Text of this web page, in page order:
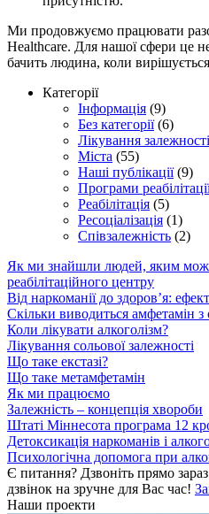
Ми продовжуємо працювати
Healthcare. Для нашої сфери це
бачить людина, коли
Категорії
Інформація (9)
Без категорії(6)
Лікування залежності
Міста (55)
Наші публікації(9)
Програми
Реабілітація (5)
Ресоціалізація (1)
Співзалежність (2)
Як ми знайшли людей, яким
реабілітаційного центру
Від наркоманії до здоров’я:
Скільки виводиться амфетамін з
Коли лікувати алкоголізм?
Лікування сольової залежності
Що таке екстазі?
Що таке метамфетамін
Як ми працюємо
Залежність – концепція хвороби
Штаті Міннесота програма 12
Детоксикація наркоманів і
Психологічна допомога при
Є питання? Дзвоніть прямо
дзвінок на зручне для Вас час!
Наши проекти